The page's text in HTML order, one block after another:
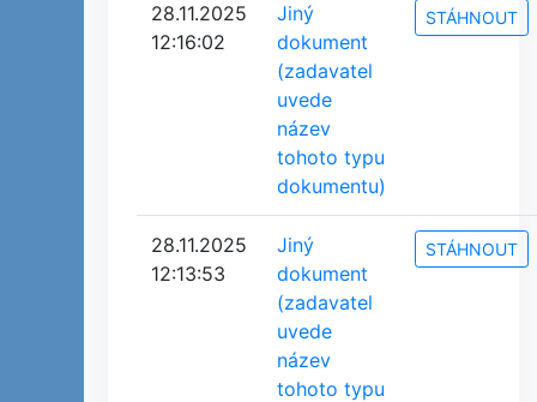
28.11.2025
12:16:02
Jiný
dokument
(zadavatel
uvede
název
tohoto typu
dokumentu)
STÁHNOUT
28.11.2025
12:13:53
Jiný
dokument
(zadavatel
uvede
název
tohoto typu
STÁHNOUT